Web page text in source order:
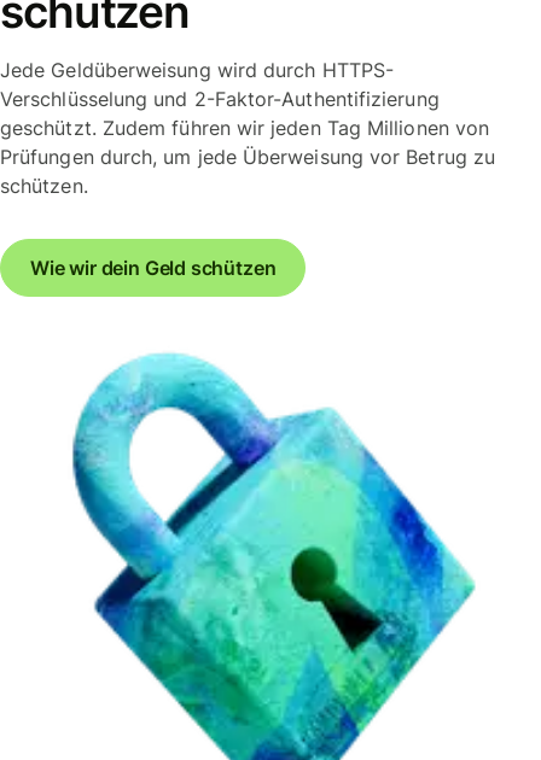
schützen
Jede Geldüberweisung wird durch HTTPS-
Verschlüsselung und 2-Faktor-Authentifizierung
geschützt. Zudem führen wir jeden Tag Millionen von
Prüfungen durch, um jede Überweisung vor Betrug zu
schützen.
Wie wir dein Geld schützen